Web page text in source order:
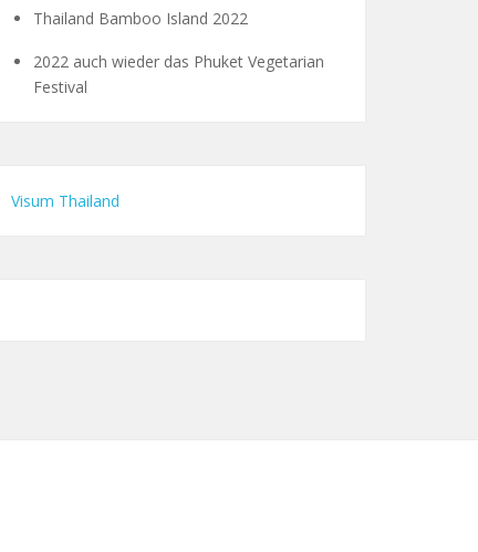
Thailand Bamboo Island 2022
2022 auch wieder das Phuket Vegetarian
Festival
Visum Thailand